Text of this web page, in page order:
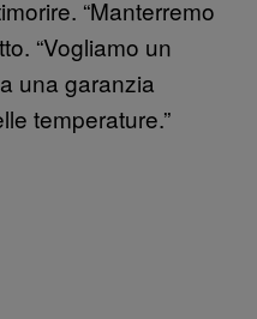
“Manterremo
“Vogliamo un
una garanzia
temperature.”